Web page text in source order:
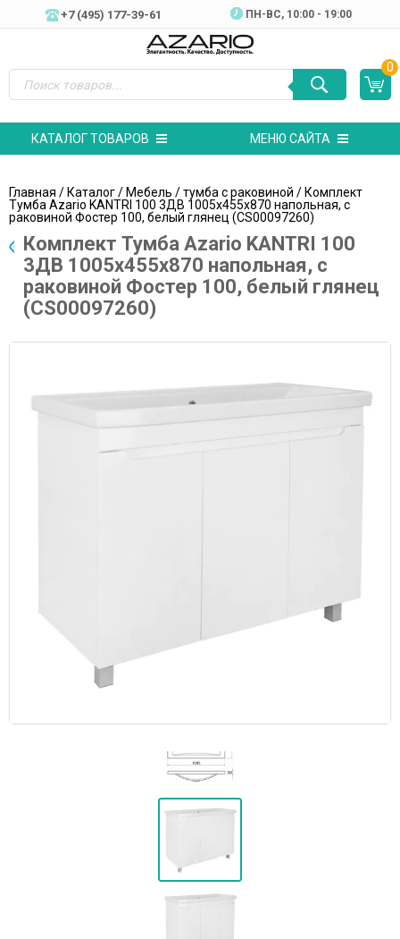
+7 (495) 177-39-61 ПН-ВC, 10:00 - 19:00
0
КАТАЛОГ ТОВАРОВ МЕНЮ САЙТА
Главная /Каталог/Мебель /тумба с раковиной / Комплект
Тумба Azario KANTRI 100 3ДВ 1005х455х870 напольная, с
раковиной Фостер 100, белый глянец (CS00097260)
Комплект Тумба Azario KANTRI 100
3ДВ 1005х455х870 напольная, с
раковиной Фостер 100, белый глянец
(CS00097260)